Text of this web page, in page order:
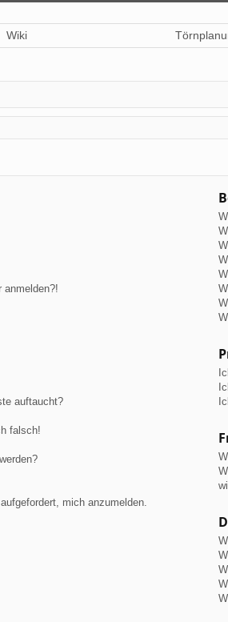
Wiki
anmelden?!
auftaucht?
falsch!
mich anzumelden.